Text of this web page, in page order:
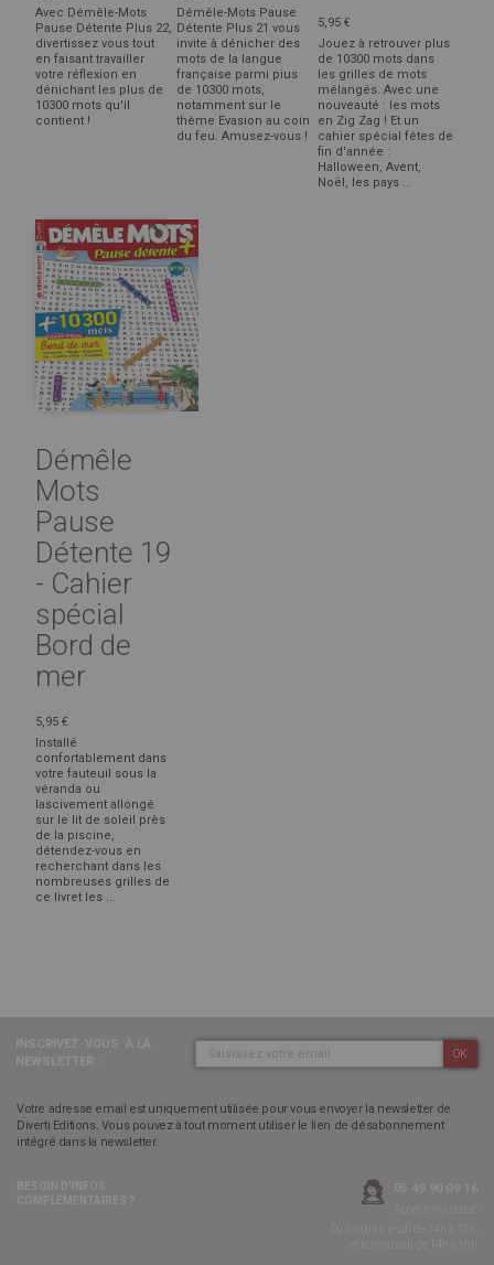
Avec Démêle-Mots
Pause Détente Plus 22,
divertissez vous tout
en faisant travailler
votre réflexion en
dénichant les plus de
10300 mots qu'il
contient !
Démêle-Mots Pause
Détente Plus 21 vous
invite à dénicher des
mots de la langue
française parmi pius
de 10300 mots,
notamment sur le
thème Evasion au coin
du feu. Amusez-vous !
5,95 €
Jouez à retrouver plus
de 10300 mots dans
les grilles de mots
mélangés. Avec une
nouveauté : les mots
en Zig Zag ! Et un
cahier spécial fêtes de
fin d'année :
Halloween, Avent,
Noël, les pays ...
Démêle
Mots
Pause
Détente 19
- Cahier
spécial
Bord de
mer
5,95 €
Installé
confortablement dans
votre fauteuil sous la
véranda ou
lascivement allongé
sur le lit de soleil près
de la piscine,
détendez-vous en
recherchant dans les
nombreuses grilles de
ce livret les ...
OK
Votre adresse email est uniquement utilisée pour vous envoyer la newsletter de
Diverti Editions. Vous pouvez à tout moment utiliser le lien de désabonnement
intégré dans la newsletter.